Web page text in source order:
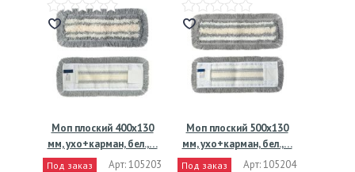
Моп плоский 400х130
мм, ухо+карман, бел.,…
Под заказ Арт: 105203
Моп плоский 500х130
мм, ухо+карман, бел.,…
Под заказ Арт: 105204